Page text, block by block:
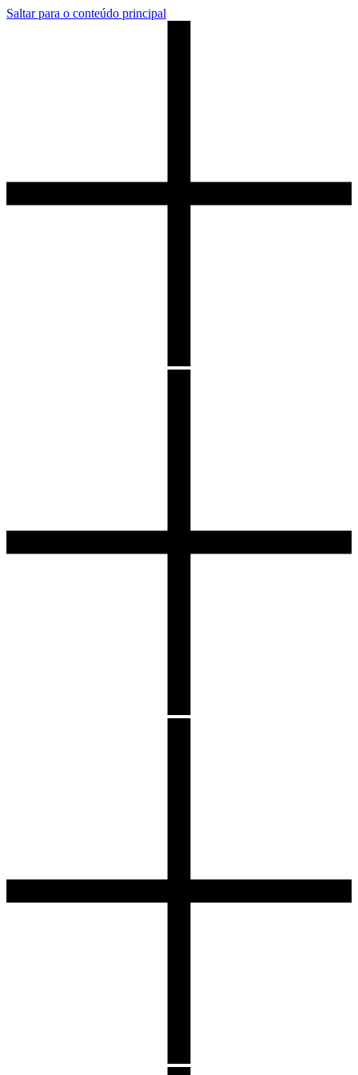
Saltar para o conteúdo principal